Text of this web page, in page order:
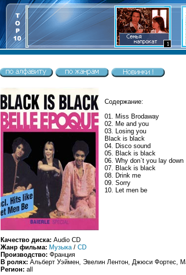
Содержание:
01. Miss Brodaway
02. Me and you
03. Losing you
Black is black
04. Disco sound
05. Black is black
06. Why don`t you lay down
07. Black is black
08. Drink me
09. Sorry
10. Let men be
Качество диска: Audio CD
Жанр фильма: Музыка/ CD
Производство: Франция
В ролях: Альберт Уэймен, Эвелин Лентон, Джюси Фортес,
Регион: all